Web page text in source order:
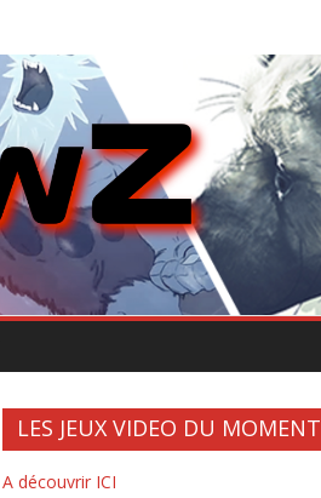
LES JEUX VIDEO DU MOMENT
A découvrir ICI